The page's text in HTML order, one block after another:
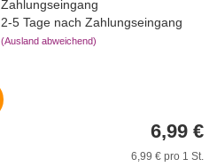
2-5 Tage nach Zahlungseingang
(Ausland abweichend)
6,99 €
6,99 € pro 1 St.